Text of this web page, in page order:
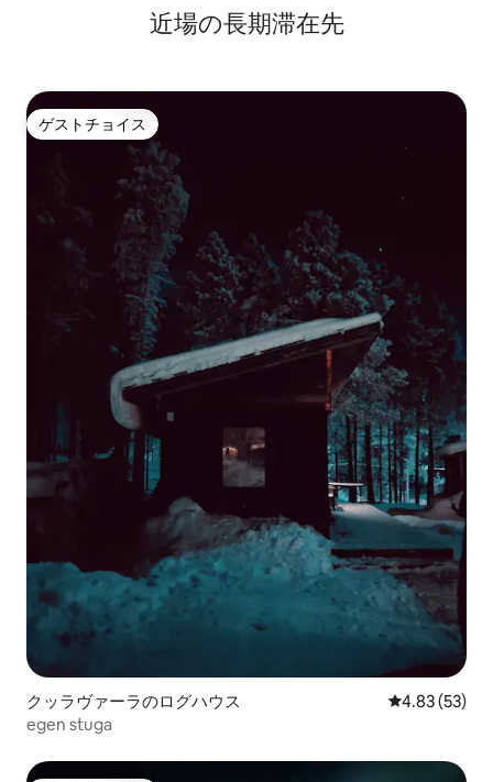
近場の長期滞在先
ゲストチョイス
ゲストチョイス
クッラヴァーラのログハウス レビュー53
4.83 (53)
egen stuga